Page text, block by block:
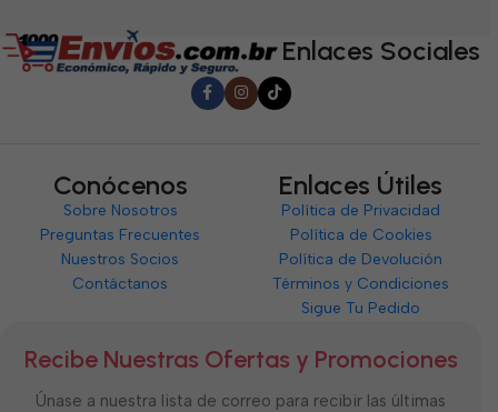
Enlaces Sociales
Conócenos
Sobre Nosotros
Preguntas Frecuentes
Nuestros Socios
Contáctanos
Enlaces Útiles
Política de Privacidad
Política de Cookies
Política de Devolución
Términos y Condiciones
Sigue Tu Pedido
Recibe Nuestras Ofertas y Promociones
Únase a nuestra lista de correo para recibir las últimas